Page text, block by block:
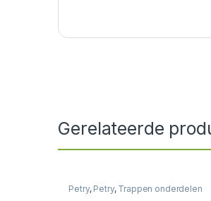
Gerelateerde
Petry, Petry, Trappen onderdelen